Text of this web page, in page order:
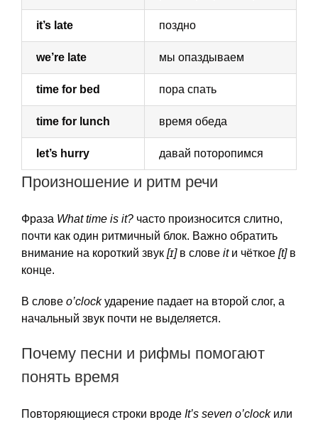
it’s late поздно
we’re late мы опаздываем
time for bed пора спать
time for lunch время обеда
let’s hurry давай поторопимся
Произношение и ритм речи
Фраза What time is it? часто произносится слитно,
почти как один ритмичный блок. Важно обратить
внимание на короткий звук [ɪ]в слове itи чёткое [t]в
конце.
В слове o’clockударение падает на второй слог, а
начальный звук почти не выделяется.
Почему песни и рифмы помогают
понять время
Повторяющиеся строки вроде It’s seven o’clockили